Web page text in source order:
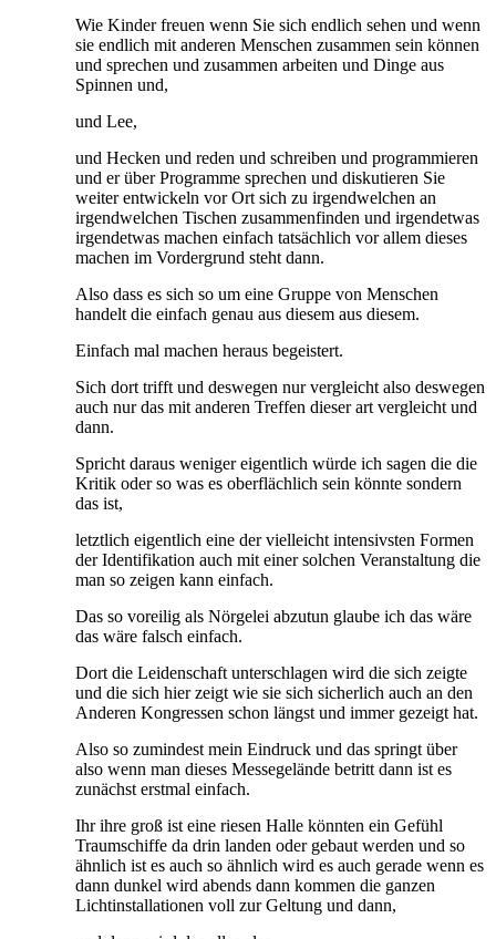
Wie Kinder freuen wenn Sie sich endlich sehen und wenn
sie endlich mit anderen Menschen zusammen sein können
und sprechen und zusammen arbeiten und Dinge aus
Spinnen und,
und Lee,
und Hecken und reden und schreiben und programmieren
und er über Programme sprechen und diskutieren Sie
weiter entwickeln vor Ort sich zu irgendwelchen an
irgendwelchen Tischen zusammenfinden und irgendetwas
irgendetwas machen einfach tatsächlich vor allem dieses
machen im Vordergrund steht dann.
Also dass es sich so um eine Gruppe von Menschen
handelt die einfach genau aus diesem aus diesem.
Einfach mal machen heraus begeistert.
Sich dort trifft und deswegen nur vergleicht also deswegen
auch nur das mit anderen Treffen dieser art vergleicht und
dann.
Spricht daraus weniger eigentlich würde ich sagen die die
Kritik oder so was es oberflächlich sein könnte sondern
das ist,
letztlich eigentlich eine der vielleicht intensivsten Formen
der Identifikation auch mit einer solchen Veranstaltung die
man so zeigen kann einfach.
Das so voreilig als Nörgelei abzutun glaube ich das wäre
das wäre falsch einfach.
Dort die Leidenschaft unterschlagen wird die sich zeigte
und die sich hier zeigt wie sie sich sicherlich auch an den
Anderen Kongressen schon längst und immer gezeigt hat.
Also so zumindest mein Eindruck und das springt über
also wenn man dieses Messegelände betritt dann ist es
zunächst erstmal einfach.
Ihr ihre groß ist eine riesen Halle könnten ein Gefühl
Traumschiffe da drin landen oder gebaut werden und so
ähnlich ist es auch so ähnlich wird es auch gerade wenn es
dann dunkel wird abends dann kommen die ganzen
Lichtinstallationen voll zur Geltung und dann,